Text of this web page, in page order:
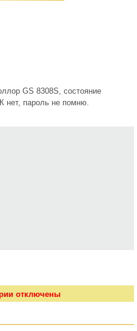
GS 8308S, состояние
нет, пароль не помню.
отключены